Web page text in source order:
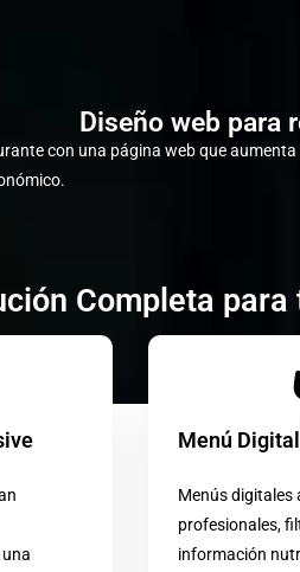
Diseño web para
con una página web que
Completa
Menú
Menús
profesionales,
información